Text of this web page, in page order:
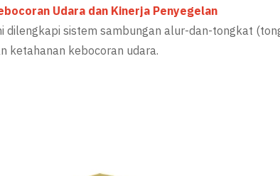
Udara dan Kinerja Penyegelan
dilengkapi sistem sambungan alur-dan-tongkat
ketahanan kebocoran udara.